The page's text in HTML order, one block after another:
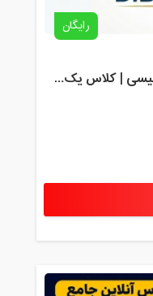
رایگان
رزرو استاد خصوصی زبان انگلیسی | کلاس یک‌نفره با زهرا اسفندیاری + مشاوره رایگان